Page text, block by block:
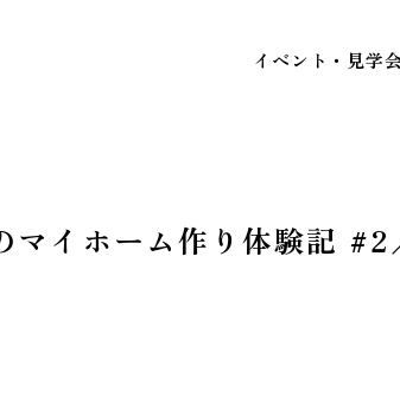
イベント・見学
マイホーム作り体験記